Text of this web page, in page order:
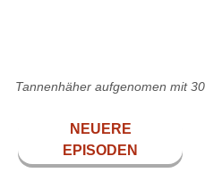
Tannenhäher aufgenomen mit
NEUERE
EPISODEN